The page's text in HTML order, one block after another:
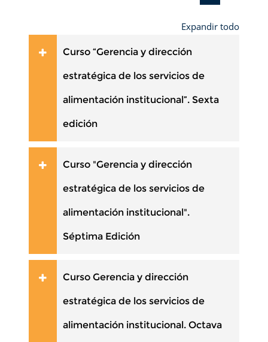
Buscar cursos
Expandir todo
Curso “Gerencia y dirección
estratégica de los servicios de
alimentación institucional”. Sexta
edición
Curso "Gerencia y dirección
estratégica de los servicios de
alimentación institucional".
Séptima Edición
Curso Gerencia y dirección
estratégica de los servicios de
alimentación institucional. Octava